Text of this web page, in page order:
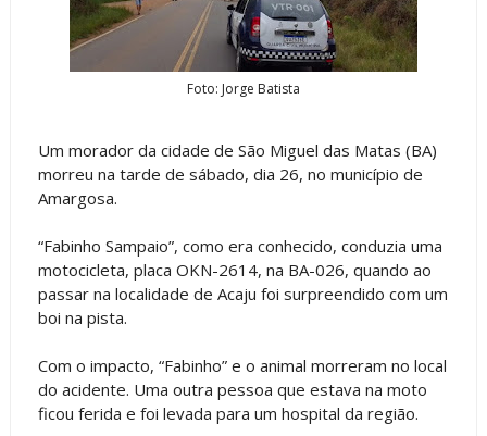
Foto: Jorge Batista
Um morador da cidade de São Miguel das Matas (BA)
morreu na tarde de sábado, dia 26, no município de
Amargosa.
“Fabinho Sampaio”, como era conhecido, conduzia uma
motocicleta, placa OKN-2614, na BA-026, quando ao
passar na localidade de Acaju foi surpreendido com um
boi na pista.
Com o impacto, “Fabinho” e o animal morreram no local
do acidente. Uma outra pessoa que estava na moto
ficou ferida e foi levada para um hospital da região.